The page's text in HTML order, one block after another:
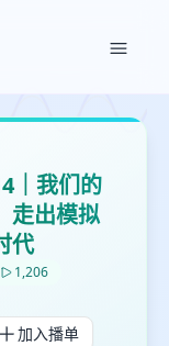
｜我们的
走出模拟
代
1,206
加入播单